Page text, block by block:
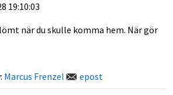
19:10:03
när du skulle komma hem. När gör
Marcus Frenzel epost